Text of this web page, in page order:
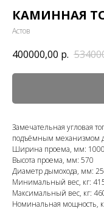
КАМИННАЯ
Астов
400000,00 р.
Замечательная угловая
подъёмным механизмом
Ширина проема, мм: 1000
Высота проема, мм: 570
Диаметр дымохода, мм:
Минимальный вес, кг:
Максимальный вес, кг:
Номинальная мощность,